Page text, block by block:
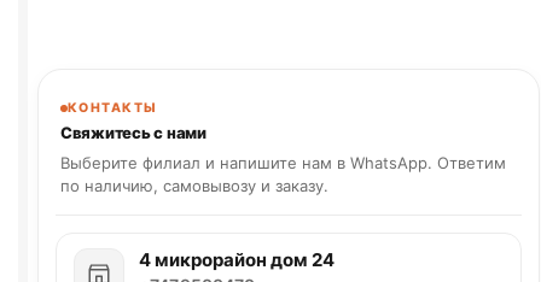
КОНТАКТЫ
Свяжитесь с нами
Выберите филиал и напишите нам в WhatsApp. Ответим
по наличию, самовывозу и заказу.
4 микрорайон дом 24